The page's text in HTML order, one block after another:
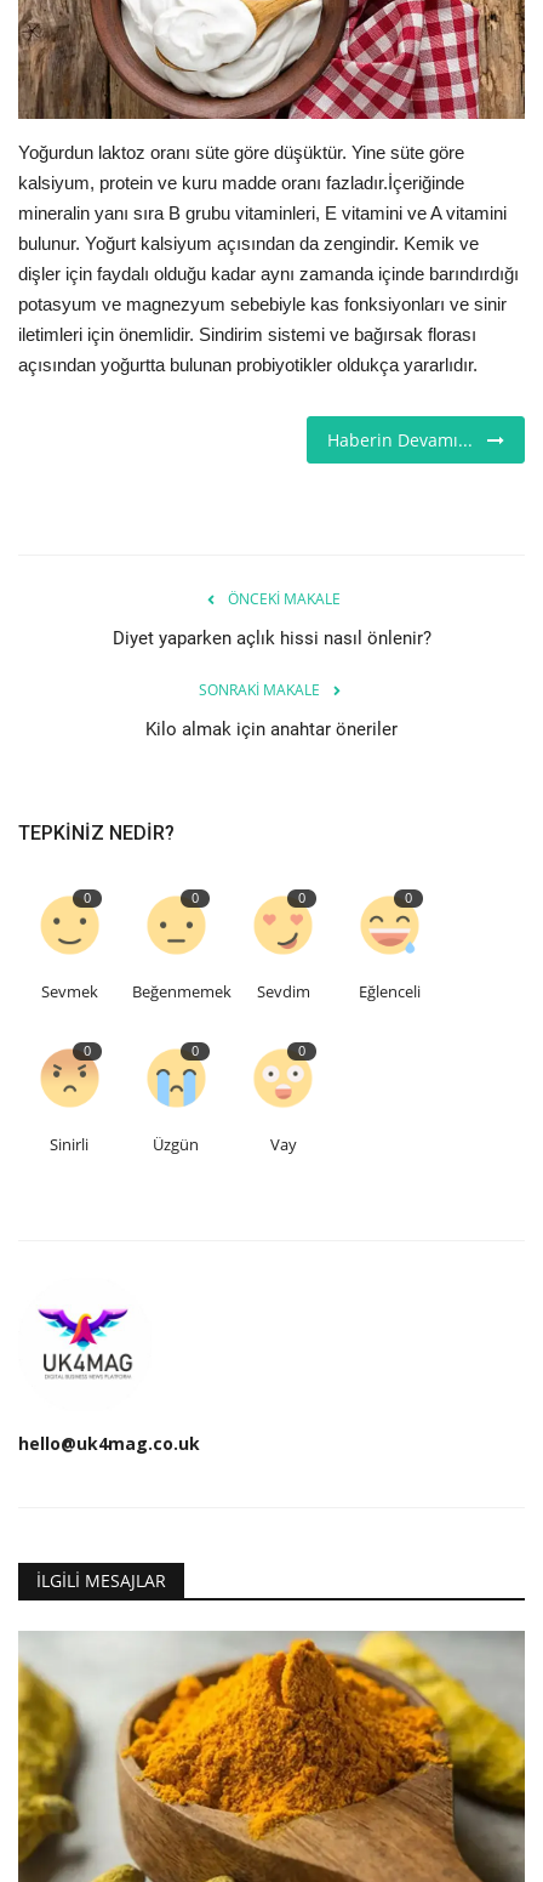
Londra
İngiltere
Videolar
İş & Ekonomi
Pazaryeri
Kültür - Sanat
İletişim
Dilim
English Turkish
Yoğurdun laktoz oranı süte göre düşüktür. Yine süte göre
kalsiyum, protein ve kuru madde oranı fazladır.İçeriğinde
mineralin yanı sıra B grubu vitaminleri, E vitamini ve A vitamini
bulunur. Yoğurt kalsiyum açısından da zengindir. Kemik ve
dişler için faydalı olduğu kadar aynı zamanda içinde barındırdığı
potasyum ve magnezyum sebebiyle kas fonksiyonları ve sinir
iletimleri için önemlidir. Sindirim sistemi ve bağırsak florası
açısından yoğurtta bulunan probiyotikler oldukça yararlıdır.
Haberin Devamı...
ÖNCEKI MAKALE
Diyet yaparken açlık hissi nasıl önlenir?
SONRAKI MAKALE
Kilo almak için anahtar öneriler
TEPKINIZ NEDIR?
0
Sevmek
0
Beğenmemek
0
Sevdim
0
Eğlenceli
0
Sinirli
0
Üzgün
0
Vay
hello@uk4mag.co.uk
İLGILI MESAJLAR